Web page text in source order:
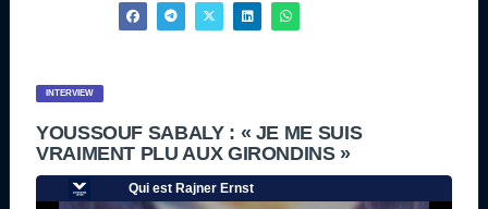
INTERVIEW
YOUSSOUF SABALY : « JE ME SUIS
VRAIMENT PLU AUX GIRONDINS »